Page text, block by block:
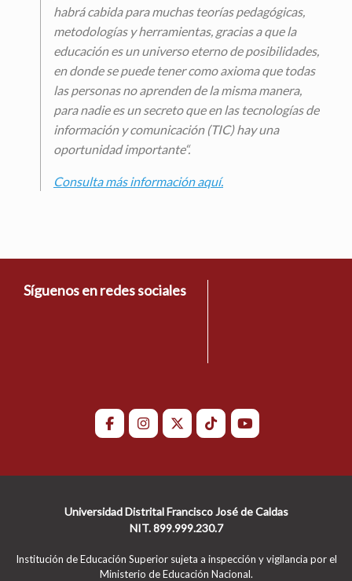
habrá cabida para muchas teorías pedagógicas,
metodologías y herramientas, gracias a que la
educación es un universo eterno de posibilidades,
en donde se puede tener como axioma que todas
las personas no aprenden de la misma manera,
para nadie es un secreto que en las tecnologías de
información y comunicación (TIC) hay una
oportunidad importante“.
Consulta más información aquí.
Síguenos en redes sociales
Universidad Distrital Francisco José de Caldas
NIT. 899.999.230.7
Institución de Educación Superior sujeta a inspección y vigilancia por el
Ministerio de Educación Nacional.